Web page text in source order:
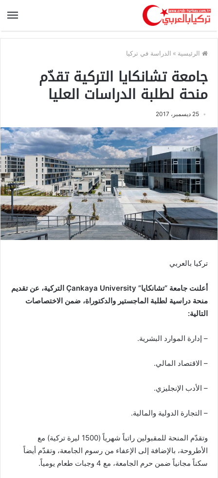
الرئيسية » الدراسة في تركيا
جامعة تشانكايا التركية تقدّم
منحة لطلبة الدراسات العليا
25 ديسمبر، 2017
تركيا بالعربي
أعلنت جامعة “تشانكايا” Çankaya University التركية، عن تقديم
منحة دراسية لطلبة الماجستير والدكتوراة، ضمن الاختصاصات
التالية:
– إدارة الموارد البشرية.
– الاقتصاد المالي.
– الأدب الإنجليزي.
– التجارة الدولية والمالية.
وتقدّم المنحة للمقبولين راتباً شهرياً (1500 ليرة تركية) مع
الأطروحة، بالإضافة إلى الإعفاء من رسوم الجامعة، وتقدّم أيضاً
سكناً مجانياً ضمن حرم الجامعة، مع 4 وجبات طعام يومياً.